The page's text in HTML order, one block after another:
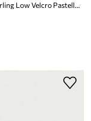
Inuikii Shearling Low Velcro Pastelle sneakers γυναικεία σουέτ